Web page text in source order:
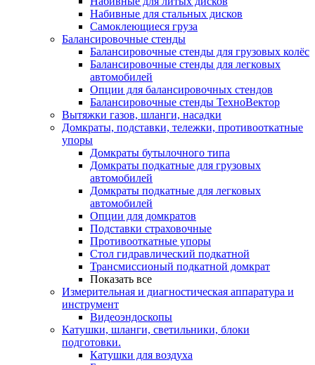
Набивные для стальных дисков
Самоклеющиеся груза
Балансировочные стенды
Балансировочные стенды для грузовых колёс
Балансировочные стенды для легковых
автомобилей
Опции для балансировочных стендов
Балансировочные стенды ТехноВектор
Вытяжки газов, шланги, насадки
Домкраты, подставки, тележки, противооткатные
упоры
Домкраты бутылочного типа
Домкраты подкатные для грузовых
автомобилей
Домкраты подкатные для легковых
автомобилей
Опции для домкратов
Подставки страховочные
Противооткатные упоры
Стол гидравлический подкатной
Трансмиссионый подкатной домкрат
Показать все
Измерительная и диагностическая аппаратура и
инструмент
Видеоэндоскопы
Катушки, шланги, светильники, блоки
подготовки.
Катушки для воздуха